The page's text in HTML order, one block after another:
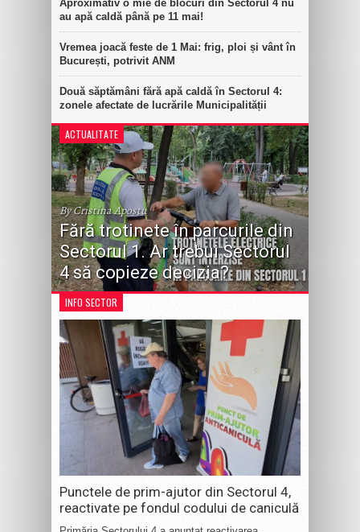
Aproximativ o mie de blocuri din Sectorul 4 nu
au apă caldă până pe 11 mai!
Vremea joacă feste de 1 Mai: frig, ploi și vânt în
București, potrivit ANM
Două săptămâni fără apă caldă în Sectorul 4:
zonele afectate de lucrările Municipalității
ACTUALITATE
By Cristina Apostu
Fără trotinete în parcurile din
Sectorul 1. Ar trebui Sectorul
4 să copieze decizia?
INFO SECTOR
Punctele de prim-ajutor din Sectorul 4,
reactivate pe fondul codului de caniculă